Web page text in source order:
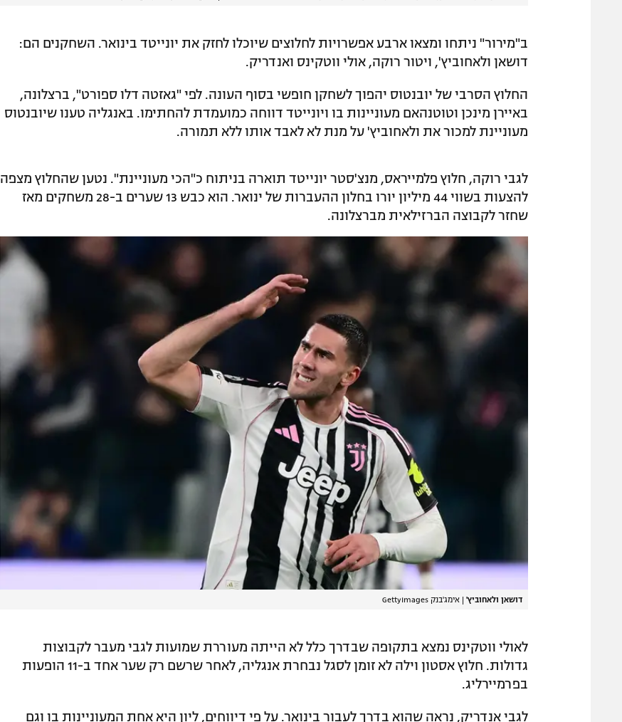
ב"מירור" ניתחו ומצאו ארבע אפשרויות לחלוצים שיוכלו לחזק את יונייטד בינואר. השחקנים הם:
דושאן ולאחוביץ', ויטור רוקה, אולי ווטקינס ואנדריק.
החלוץ הסרבי של יובנטוס יהפוך לשחקן חופשי בסוף העונה. לפי "גאזטה דלו ספורט", ברצלונה,
באיירן מינכן וטוטנהאם מעוניינות בו ויונייטד דווחה כמועמדת להחתימו. באנגליה טענו שיובנטוס
מעוניינת למכור את ולאחוביץ' על מנת לא לאבד אותו ללא תמורה.
לגבי רוקה, חלוץ פלמייראס, מנצ'סטר יונייטד תוארה בניתוח כ"הכי מעוניינת". נטען שהחלוץ מצפה
להצעות בשווי 44 מיליון יורו בחלון ההעברות של ינואר. הוא כבש 13 שערים ב-28 משחקים מאז
שחזר לקבוצה הברזילאית מברצלונה.
דושאן ולאחוביץ' | אימג'בנק GettyImages
לאולי ווטקינס נמצא בתקופה שבדרך כלל לא הייתה מעוררת שמועות לגבי מעבר לקבוצות
גדולות. חלוץ אסטון וילה לא זומן לסגל נבחרת אנגליה, לאחר שרשם רק שער אחד ב-11 הופעות
בפרמיירליג.
לגבי אנדריק, נראה שהוא בדרך לעבור בינואר. על פי דיווחים, ליון היא אחת המעוניינות בו וגם